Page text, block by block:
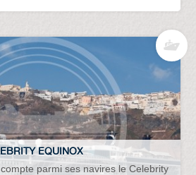
EQUINOX
parmi ses navires le Celebrity